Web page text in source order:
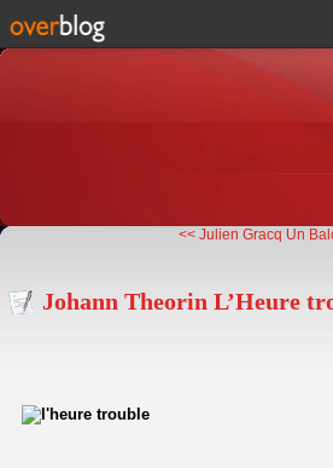
<< Julien Gracq Un
Johann Theorin L’Heure